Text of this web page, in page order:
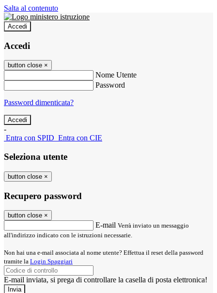
Salta al contenuto
Accedi
Accedi
button close ×
Nome Utente
Password
Password dimenticata?
-
Entra con SPID Entra con CIE
Seleziona utente
button close ×
Recupero password
button close ×
E-mail Verrà inviato un messaggio
all'indirizzo indicato con le istruzioni necessarie.
Non hai una e-mail associata al nome utente? Effettua il reset della password
tramite la Login Spaggiari
E-mail inviata, si prega di controllare la casella di posta elettronica!